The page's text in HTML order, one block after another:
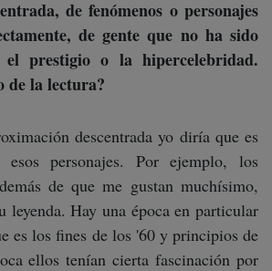
de fenómenos o personajes
de gente que no ha sido
el prestigio o la hipercelebridad.
de la lectura?
descentrada yo diría que es
personajes. Por ejemplo, los
de que me gustan muchísimo,
leyenda. Hay una época en particular
es los fines de los '60 y principios de
ellos tenían cierta fascinación por